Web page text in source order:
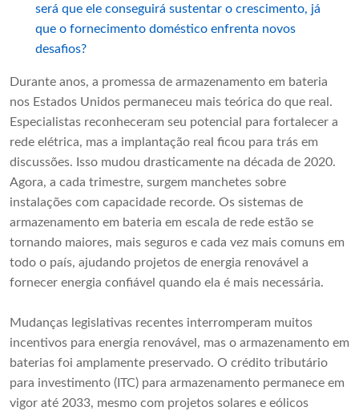
será que ele conseguirá sustentar o crescimento, já
que o fornecimento doméstico enfrenta novos
desafios?
Durante anos, a promessa de armazenamento em bateria
nos Estados Unidos permaneceu mais teórica do que real.
Especialistas reconheceram seu potencial para fortalecer a
rede elétrica, mas a implantação real ficou para trás em
discussões. Isso mudou drasticamente na década de 2020.
Agora, a cada trimestre, surgem manchetes sobre
instalações com capacidade recorde. Os sistemas de
armazenamento em bateria em escala de rede estão se
tornando maiores, mais seguros e cada vez mais comuns em
todo o país, ajudando projetos de energia renovável a
fornecer energia confiável quando ela é mais necessária.
Mudanças legislativas recentes interromperam muitos
incentivos para energia renovável, mas o armazenamento em
baterias foi amplamente preservado. O crédito tributário
para investimento (ITC) para armazenamento permanece em
vigor até 2033, mesmo com projetos solares e eólicos